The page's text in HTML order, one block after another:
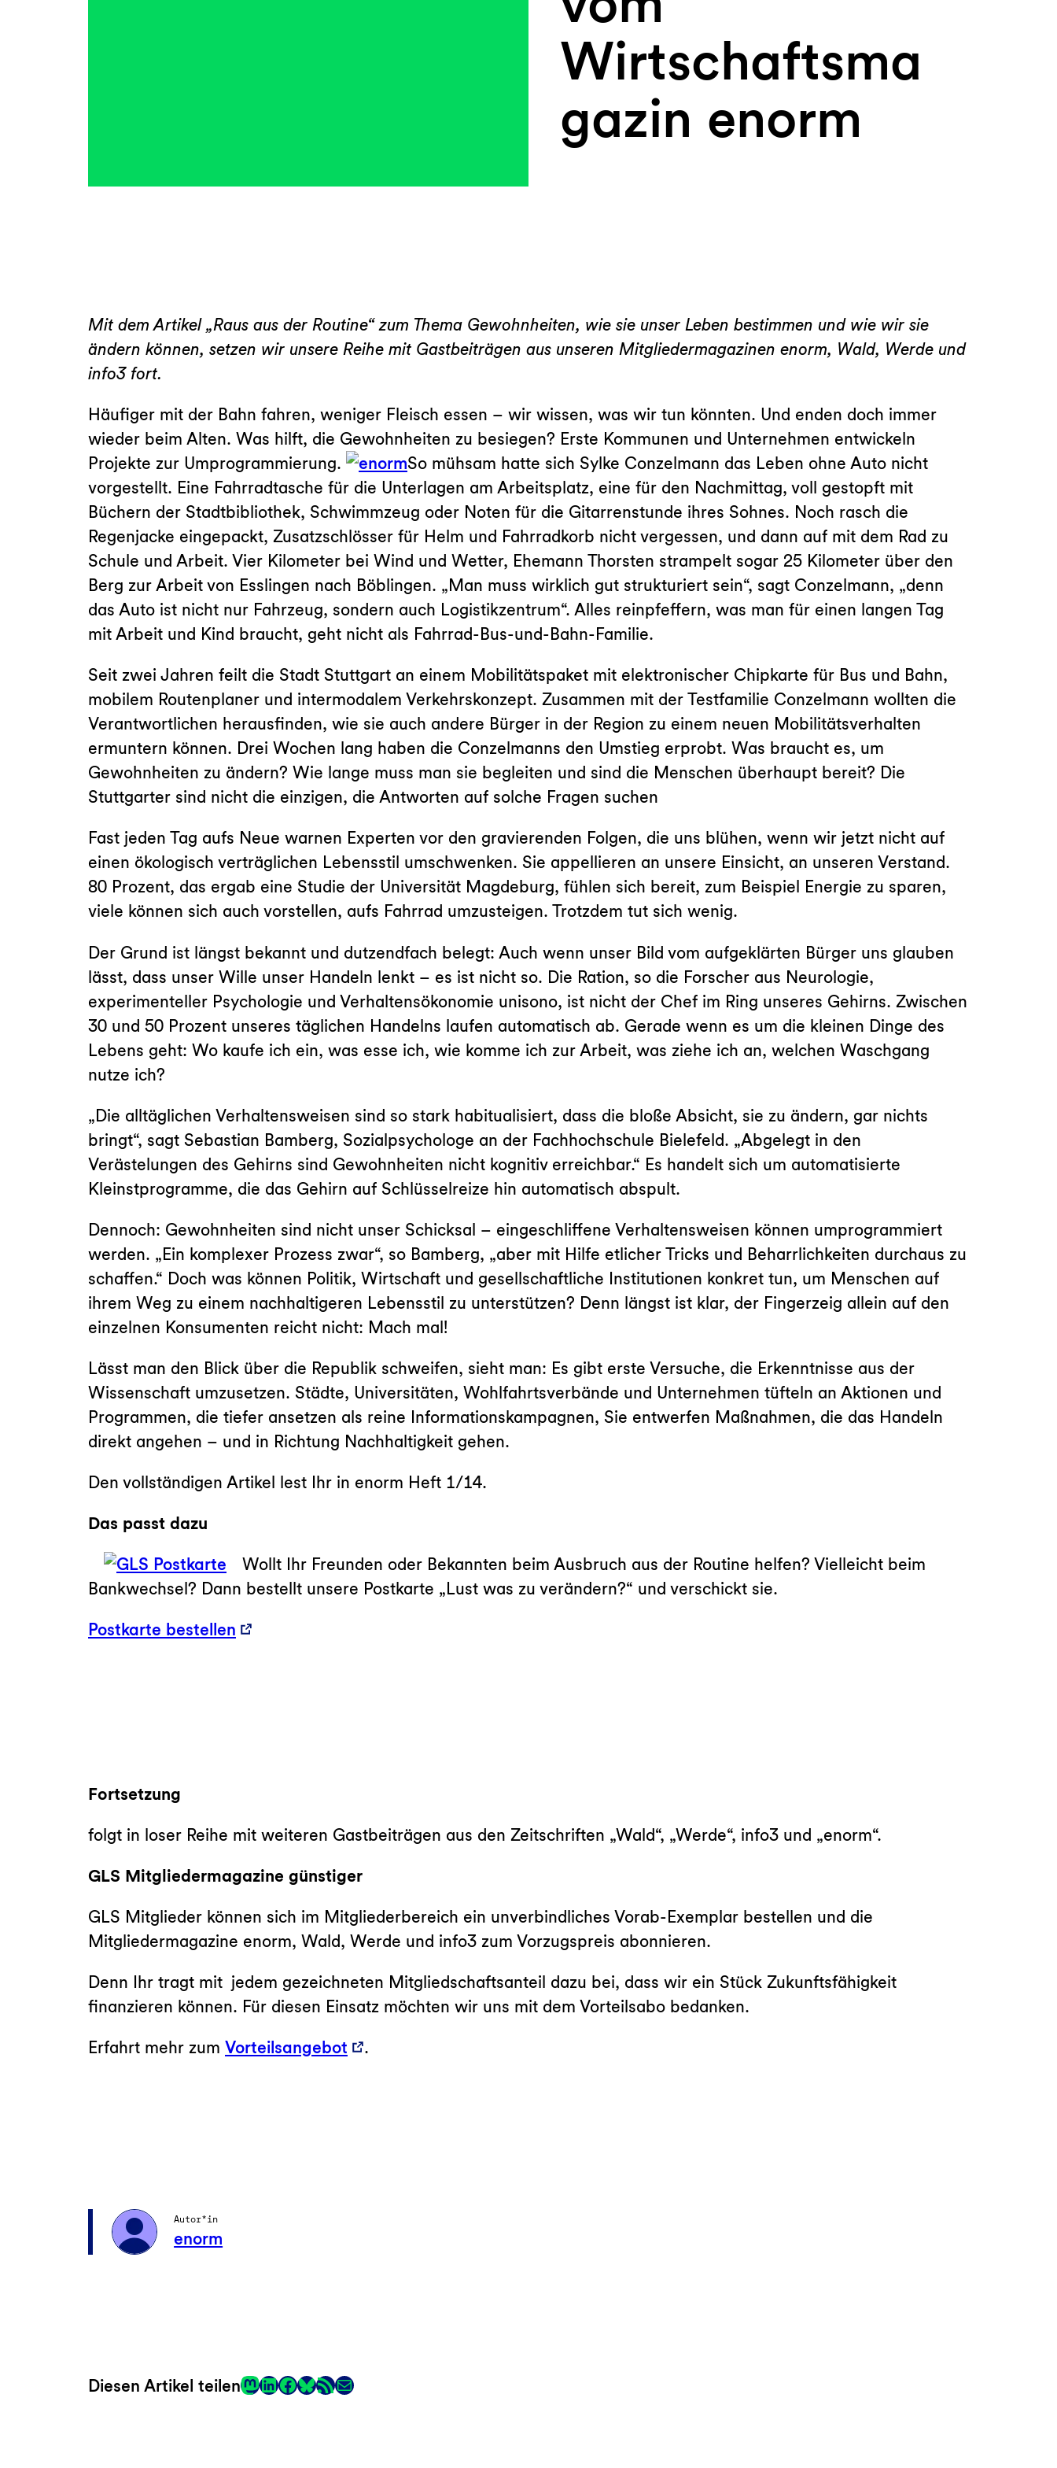
Wirtschaftsma
gazin enorm
Mit dem Artikel „Raus aus der Routine“ zum Thema Gewohnheiten, wie sie unser Leben bestimmen und wie wir sie
ändern können, setzen wir unsere Reihe mit Gastbeiträgen aus unseren Mitgliedermagazinen enorm, Wald, Werde und
info3 fort.
Häufiger mit der Bahn fahren, weniger Fleisch essen – wir wissen, was wir tun könnten. Und enden doch immer
wieder beim Alten. Was hilft, die Gewohnheiten zu besiegen? Erste Kommunen und Unternehmen entwickeln
Projekte zur Umprogrammierung.
So mühsam hatte sich Sylke Conzelmann das Leben ohne Auto nicht
vorgestellt. Eine Fahrradtasche für die Unterlagen am Arbeitsplatz, eine für den Nachmittag, voll gestopft mit
Büchern der Stadtbibliothek, Schwimmzeug oder Noten für die Gitarrenstunde ihres Sohnes. Noch rasch die
Regenjacke eingepackt, Zusatzschlösser für Helm und Fahrradkorb nicht vergessen, und dann auf mit dem Rad zu
Schule und Arbeit. Vier Kilometer bei Wind und Wetter, Ehemann Thorsten strampelt sogar 25 Kilometer über den
Berg zur Arbeit von Esslingen nach Böblingen. „Man muss wirklich gut strukturiert sein“, sagt Conzelmann, „denn
das Auto ist nicht nur Fahrzeug, sondern auch Logistikzentrum“. Alles reinpfeffern, was man für einen langen Tag
mit Arbeit und Kind braucht, geht nicht als Fahrrad-Bus-und-Bahn-Familie.
Seit zwei Jahren feilt die Stadt Stuttgart an einem Mobilitätspaket mit elektronischer Chipkarte für Bus und Bahn,
mobilem Routenplaner und intermodalem Verkehrskonzept. Zusammen mit der Testfamilie Conzelmann wollten die
Verantwortlichen herausfinden, wie sie auch andere Bürger in der Region zu einem neuen Mobilitätsverhalten
ermuntern können. Drei Wochen lang haben die Conzelmanns den Umstieg erprobt. Was braucht es, um
Gewohnheiten zu ändern? Wie lange muss man sie begleiten und sind die Menschen überhaupt bereit? Die
Stuttgarter sind nicht die einzigen, die Antworten auf solche Fragen suchen
Fast jeden Tag aufs Neue warnen Experten vor den gravierenden Folgen, die uns blühen, wenn wir jetzt nicht auf
einen ökologisch verträglichen Lebensstil umschwenken. Sie appellieren an unsere Einsicht, an unseren Verstand.
80 Prozent, das ergab eine Studie der Universität Magdeburg, fühlen sich bereit, zum Beispiel Energie zu sparen,
viele können sich auch vorstellen, aufs Fahrrad umzusteigen. Trotzdem tut sich wenig.
Der Grund ist längst bekannt und dutzendfach belegt: Auch wenn unser Bild vom aufgeklärten Bürger uns glauben
lässt, dass unser Wille unser Handeln lenkt – es ist nicht so. Die Ration, so die Forscher aus Neurologie,
experimenteller Psychologie und Verhaltensökonomie unisono, ist nicht der Chef im Ring unseres Gehirns. Zwischen
30 und 50 Prozent unseres täglichen Handelns laufen automatisch ab. Gerade wenn es um die kleinen Dinge des
Lebens geht: Wo kaufe ich ein, was esse ich, wie komme ich zur Arbeit, was ziehe ich an, welchen Waschgang
nutze ich?
„Die alltäglichen Verhaltensweisen sind so stark habitualisiert, dass die bloße Absicht, sie zu ändern, gar nichts
bringt“, sagt Sebastian Bamberg, Sozialpsychologe an der Fachhochschule Bielefeld. „Abgelegt in den
Verästelungen des Gehirns sind Gewohnheiten nicht kognitiv erreichbar.“ Es handelt sich um automatisierte
Kleinstprogramme, die das Gehirn auf Schlüsselreize hin automatisch abspult.
Dennoch: Gewohnheiten sind nicht unser Schicksal – eingeschliffene Verhaltensweisen können umprogrammiert
werden. „Ein komplexer Prozess zwar“, so Bamberg, „aber mit Hilfe etlicher Tricks und Beharrlichkeiten durchaus zu
schaffen.“ Doch was können Politik, Wirtschaft und gesellschaftliche Institutionen konkret tun, um Menschen auf
ihrem Weg zu einem nachhaltigeren Lebensstil zu unterstützen? Denn längst ist klar, der Fingerzeig allein auf den
einzelnen Konsumenten reicht nicht: Mach mal!
Lässt man den Blick über die Republik schweifen, sieht man: Es gibt erste Versuche, die Erkenntnisse aus der
Wissenschaft umzusetzen. Städte, Universitäten, Wohlfahrtsverbände und Unternehmen tüfteln an Aktionen und
Programmen, die tiefer ansetzen als reine Informationskampagnen, Sie entwerfen Maßnahmen, die das Handeln
direkt angehen – und in Richtung Nachhaltigkeit gehen.
Den vollständigen Artikel lest Ihr in enorm Heft 1/14.
Das passt dazu
Wollt Ihr Freunden oder Bekannten beim Ausbruch aus der Routine helfen? Vielleicht beim
Bankwechsel? Dann bestellt unsere Postkarte „Lust was zu verändern?“ und verschickt sie.
Postkarte bestellen
Fortsetzung
folgt in loser Reihe mit weiteren Gastbeiträgen aus den Zeitschriften „Wald“, „Werde“, info3 und „enorm“.
GLS Mitgliedermagazine günstiger
GLS Mitglieder können sich im Mitgliederbereich ein unverbindliches Vorab-Exemplar bestellen und die
Mitgliedermagazine enorm, Wald, Werde und info3 zum Vorzugspreis abonnieren.
Denn Ihr tragt mit jedem gezeichneten Mitgliedschaftsanteil dazu bei, dass wir ein Stück Zukunftsfähigkeit
finanzieren können. Für diesen Einsatz möchten wir uns mit dem Vorteilsabo bedanken.
Erfahrt mehr zum Vorteilsangebot .
Autor*in
enorm
Diesen Artikel teilenMastodon
LinkedIn
Facebook
LinkRSS-Feed
E-Mail